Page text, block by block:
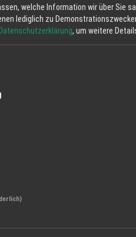
welche Information wir über Sie
lediglich zu
Datenschutzerklärung, um weitere